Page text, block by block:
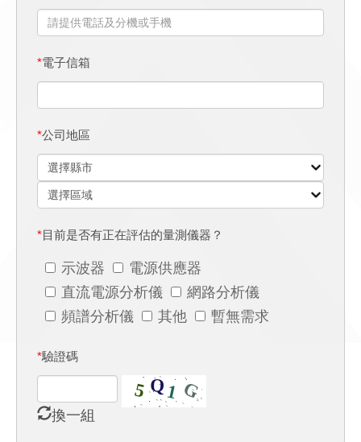
*電子信箱
*公司地區
*目前是否有正在評估的量測儀器？
示波器
電源供應器
直流電源分析儀
網路分析儀
頻譜分析儀
其他 暫無需求
*驗證碼
換一組